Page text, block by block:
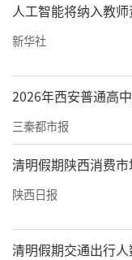
人工智能将纳入教
新华社
2026年西安普通高
三秦都市报
清明假期陕西消费
陕西日报
清明假期交通出行